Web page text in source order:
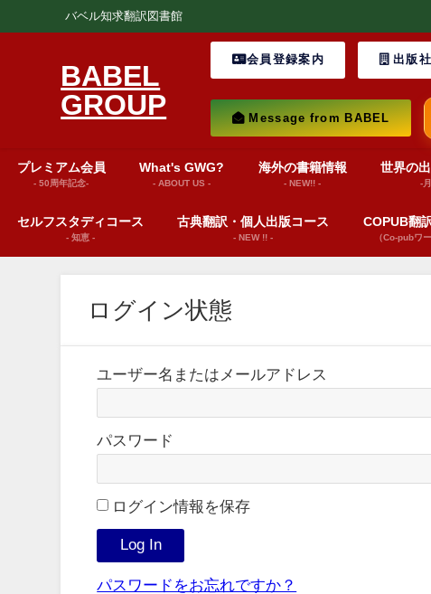
バベル知求翻訳図書館
BABEL
GROUP
会員登録案内 出版
Message from BABEL
プレミアム会員
- 50周年記念-
What's GWG?
- ABOUT US -
海外の書籍情報
- NEW!! -
世界の
-
セルフスタディコース
- 知恵 -
古典翻訳・個人出版コース
- NEW !! -
COPUB翻
（Co-pubワ
ログイン状態
ユーザー名またはメールアドレス
パスワード
ログイン情報を保存
パスワードをお忘れですか？